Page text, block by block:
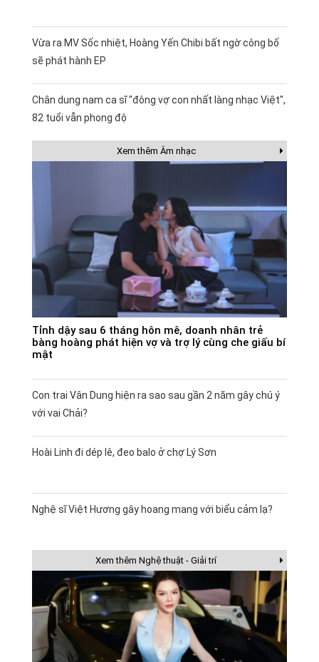
Vừa ra MV Sốc nhiệt, Hoàng Yến Chibi bất ngờ công bố
sẽ phát hành EP
Chân dung nam ca sĩ "đông vợ con nhất làng nhạc Việt",
82 tuổi vẫn phong độ
Xem thêm Âm nhạc
Tỉnh dậy sau 6 tháng hôn mê, doanh nhân trẻ
bàng hoàng phát hiện vợ và trợ lý cùng che giấu bí
mật
Con trai Vân Dung hiện ra sao sau gần 2 năm gây chú ý
với vai Chải?
Hoài Linh đi dép lê, đeo balo ở chợ Lý Sơn
Nghệ sĩ Việt Hương gây hoang mang với biểu cảm lạ?
Xem thêm Nghệ thuật - Giải trí